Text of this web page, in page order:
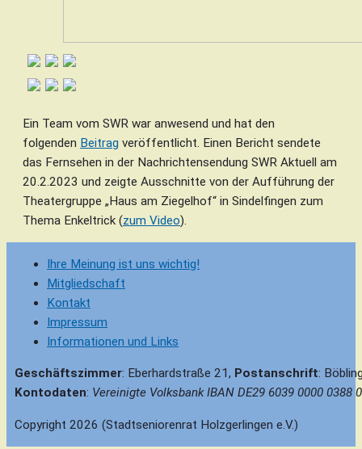
Ein Team vom SWR war anwesend und hat den
folgenden Beitrag veröffentlicht. Einen Bericht sendete
das Fernsehen in der Nachrichtensendung SWR Aktuell am
20.2.2023 und zeigte Ausschnitte von der Aufführung der
Theatergruppe „Haus am Ziegelhof“ in Sindelfingen zum
Thema Enkeltrick (zum Video).
Ihre Meinung ist uns wichtig!
Mitgliedschaft
Kontakt
Impressum
Informationen und Links
Geschäftszimmer: Eberhardstraße 21, Postanschrift:
Kontodaten: Vereinigte Volksbank IBAN DE29 6039 0000 0388
Copyright 2026 (Stadtseniorenrat Holzgerlingen e.V.)